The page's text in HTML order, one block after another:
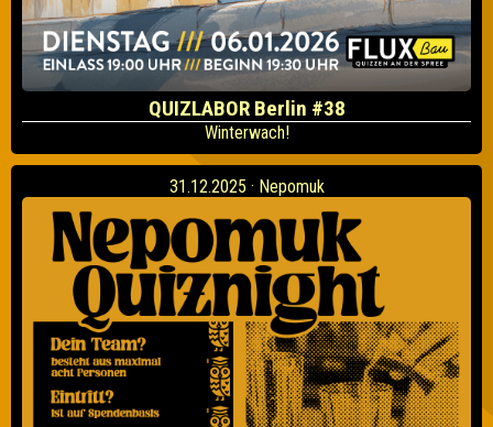
QUIZLABOR Berlin #38
Winterwach!
31.12.2025 · Nepomuk